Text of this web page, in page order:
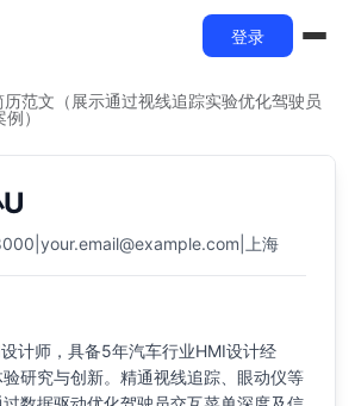
登录
范文（展示通过视线追踪实验优化驾驶员
）
your.email@example.com 上海
计师，具备5年汽车行业HMI设计经
研究与创新。精通视线追踪、眼动仪等